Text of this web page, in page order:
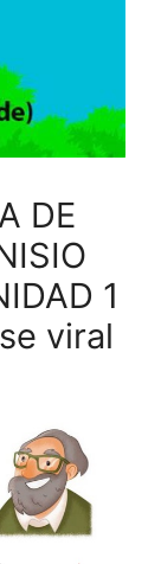
DE
1
viral